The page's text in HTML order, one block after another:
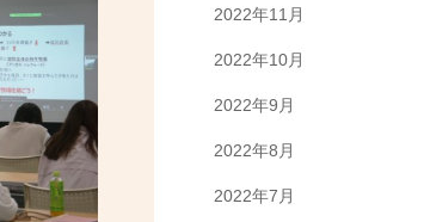
2022年11月
2022年10月
2022年9月
2022年8月
2022年7月